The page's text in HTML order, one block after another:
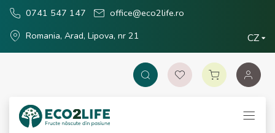
0741 547 147
office@eco2life.ro
Romania, Arad, Lipova, nr 21
CZ